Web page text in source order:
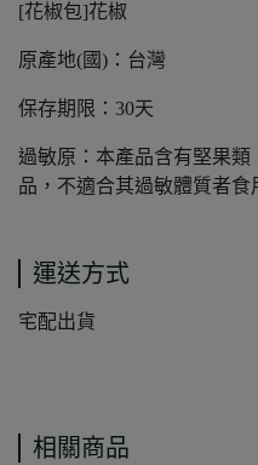
[花椒包]花椒
原產地(國)：台灣
保存期限：30天
過敏原：本產品含有堅果
品，不適合其過敏體質者食
運送方式
宅配出貨
相關商品